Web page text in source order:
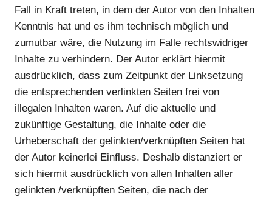
Fall in Kraft treten, in dem der Autor von den Inhalten
Kenntnis hat und es ihm technisch möglich und
zumutbar wäre, die Nutzung im Falle rechtswidriger
Inhalte zu verhindern. Der Autor erklärt hiermit
ausdrücklich, dass zum Zeitpunkt der Linksetzung
die entsprechenden verlinkten Seiten frei von
illegalen Inhalten waren. Auf die aktuelle und
zukünftige Gestaltung, die Inhalte oder die
Urheberschaft der gelinkten/verknüpften Seiten hat
der Autor keinerlei Einfluss. Deshalb distanziert er
sich hiermit ausdrücklich von allen Inhalten aller
gelinkten /verknüpften Seiten, die nach der